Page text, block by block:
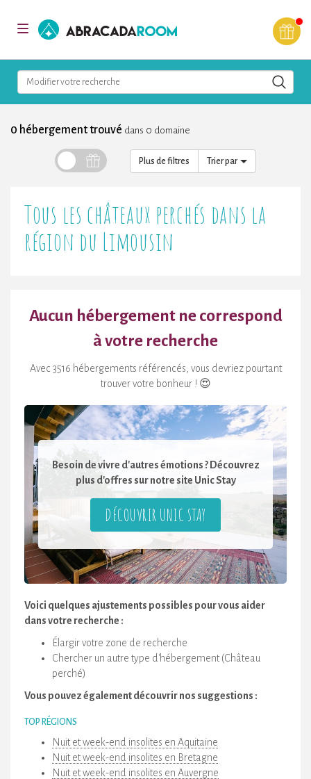
Toggle
AbracadaRoom
Modifier votre recherche
0 hébergement trouvé dans 0 domaine
Plus de filtres
Tous les châteaux perchés dans la
région du Limousin
Aucun hébergement ne correspond
à votre recherche
Avec 3516 hébergements référencés, vous devriez pourtant
trouver votre bonheur ! 😍
Besoin de vivre d'autres émotions ? Découvrez
plus d'offres sur notre site Unic Stay
DÉCOUVRIR UNIC STAY
Voici quelques ajustements possibles pour vous aider
dans votre recherche :
Élargir votre zone de recherche
Chercher un autre type d'hébergement (Château
perché)
Vous pouvez également découvrir nos suggestions :
TOP RÉGIONS
Nuit et week-end insolites en Aquitaine
Nuit et week-end insolites en Bretagne
Nuit et week-end insolites en Auvergne